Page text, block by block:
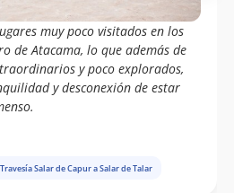
muy poco visitados en los
de Atacama, lo que además de
y poco explorados,
y desconexión de estar
Travesía Salar de Capur a Salar de Talar